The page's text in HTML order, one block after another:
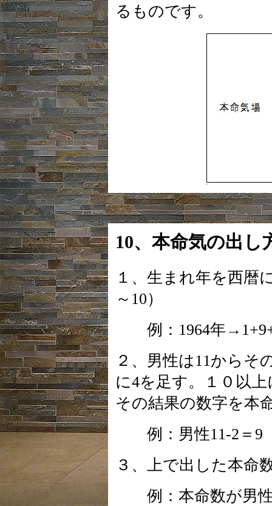
るものです。
10、本命気の出し
１、生まれ年を西暦
～10）
例：1964年
２、男性は11からそ
に4を足す。１０以
その結果の数字を本
例：男性11-2＝9
３、上で出した本命
例：本命数が男性